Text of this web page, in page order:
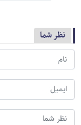
نظر شما